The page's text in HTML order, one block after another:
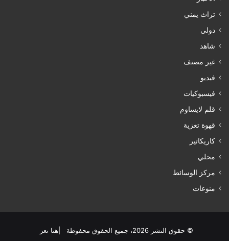
تراث يمني
دولي
شاهد
غير مصنف
فيديو
فيسبوكيات
قلم لايساوم
قهوة تعزية
كاريكاتير
محلي
مركز الوسائط
منوعات
© حقوق النشر 2026، جميع الحقوق محفوظة |هنا تعز